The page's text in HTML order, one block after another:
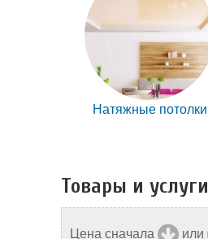
Натяжные потолки
Товары и услуги
Цена сначала или